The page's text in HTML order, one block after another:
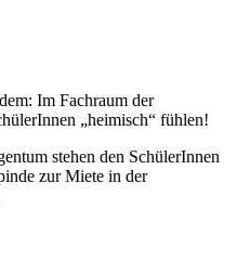
Im Fachraum der
„heimisch“ fühlen!
stehen den SchülerInnen
zur Miete in der